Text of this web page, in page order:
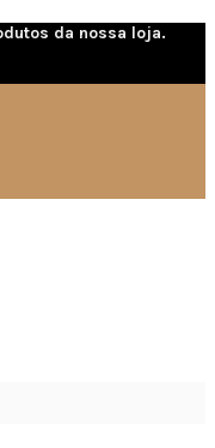
da nossa loja.